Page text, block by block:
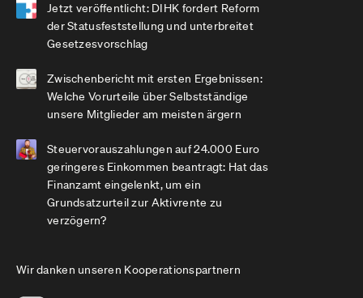
Jetzt veröffentlicht: DIHK fordert Reform
der Statusfeststellung und unterbreitet
Gesetzesvorschlag
Zwischenbericht mit ersten Ergebnissen:
Welche Vorurteile über Selbstständige
unsere Mitglieder am meisten ärgern
Steuervorauszahlungen auf 24.000 Euro
geringeres Einkommen beantragt: Hat das
Finanzamt eingelenkt, um ein
Grundsatzurteil zur Aktivrente zu
verzögern?
Wir danken unseren Kooperationspartnern